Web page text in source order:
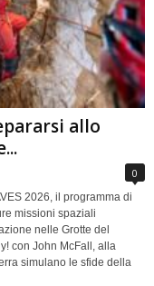
allo
0
2026, il programma di
missioni spaziali
nelle Grotte del
con John McFall, alla
simulano le sfide della